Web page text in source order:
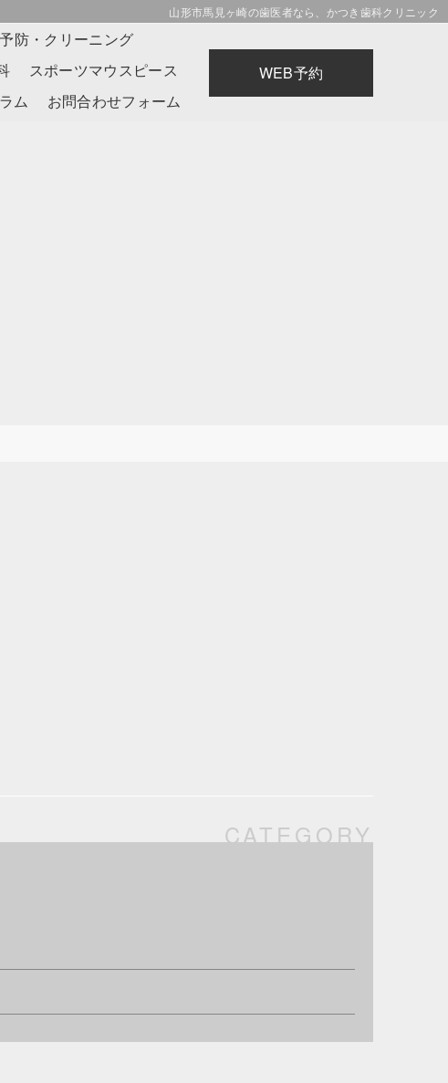
山形市馬見ヶ崎の歯医者なら、かつき歯科クリニック
予防・クリーニング
スポーツマウスピース
ム お問合わせフォーム
WEB予約